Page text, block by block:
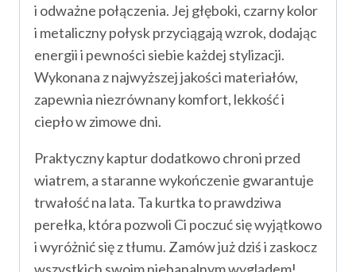
i odważne połączenia. Jej głęboki, czarny kolor
i metaliczny połysk przyciągają wzrok, dodając
energii i pewności siebie każdej stylizacji.
Wykonana z najwyższej jakości materiałów,
zapewnia niezrównany komfort, lekkość i
ciepło w zimowe dni.
Praktyczny kaptur dodatkowo chroni przed
wiatrem, a staranne wykończenie gwarantuje
trwałość na lata. Ta kurtka to prawdziwa
perełka, która pozwoli Ci poczuć się wyjątkowo
i wyróżnić się z tłumu. Zamów już dziś i zaskocz